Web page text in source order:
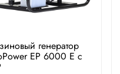
генератор
EP 6000 E с